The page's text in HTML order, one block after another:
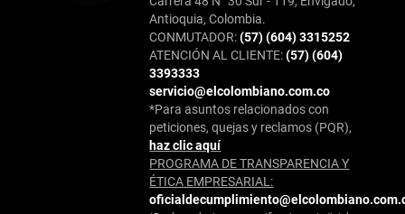
Antioquia, Colombia.
CONMUTADOR:(57) (604) 3315252
ATENCIÓN AL CLIENTE:(57) (604)
3393333
servicio@elcolombiano.com.co
*Para asuntos relacionados con
peticiones, quejas y reclamos (PQR),
haz clic aquí
PROGRAMA DE TRANSPARENCIA Y
ÉTICA EMPRESARIAL: